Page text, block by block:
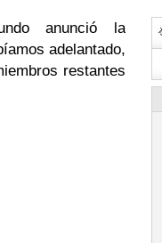
anunció la
adelantado,
restantes